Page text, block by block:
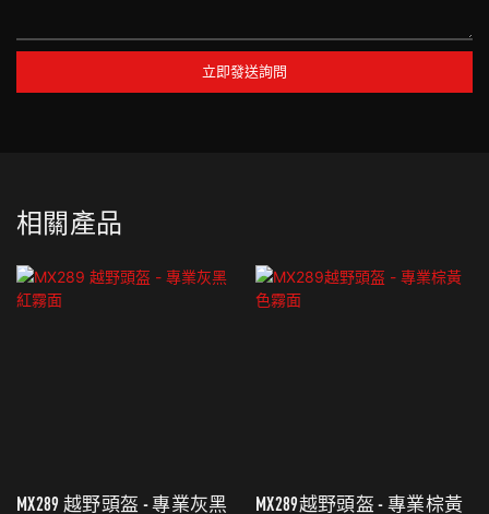
立即發送詢問
相關產品
MX289 越野頭盔 - 專業灰黑
MX289越野頭盔 - 專業棕黃